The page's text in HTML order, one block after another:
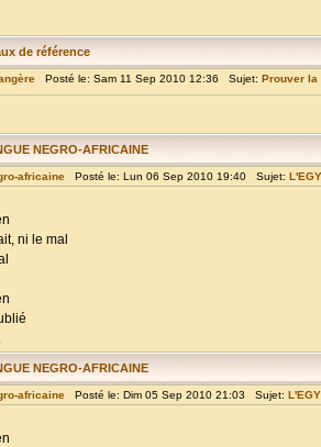
de référence
Posté le: Sam 11 Sep 2010 12:36 Sujet: Prouver la
NEGRO-AFRICAINE
africaine Posté le: Lun 06 Sep 2010 19:40 Sujet:
ni le mal
NEGRO-AFRICAINE
africaine Posté le: Dim 05 Sep 2010 21:03 Sujet: